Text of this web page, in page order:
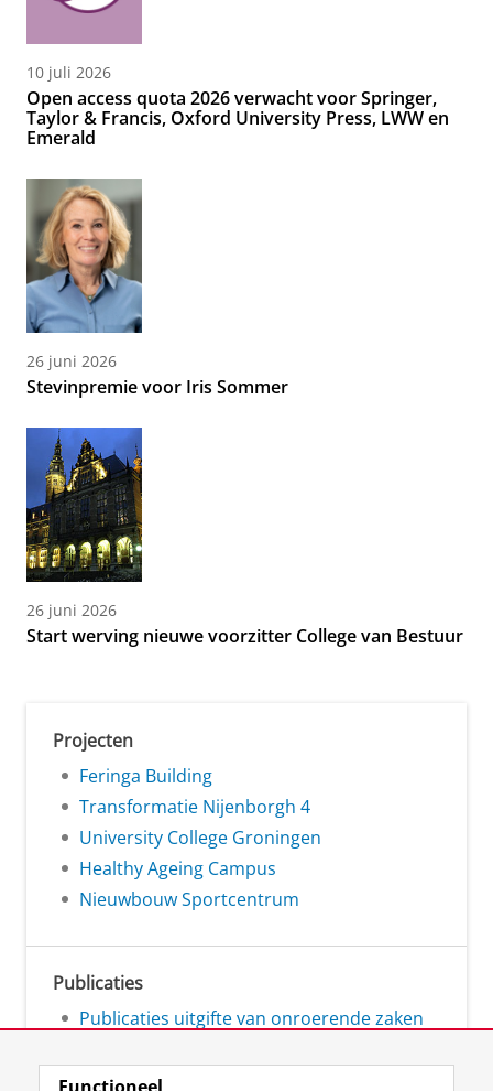
10 juli 2026
Open access quota 2026 verwacht voor Springer,
Taylor & Francis, Oxford University Press, LWW en
Emerald
26 juni 2026
Stevinpremie voor Iris Sommer
26 juni 2026
Start werving nieuwe voorzitter College van Bestuur
Projecten
Feringa Building
Transformatie Nijenborgh 4
University College Groningen
Healthy Ageing Campus
Nieuwbouw Sportcentrum
Publicaties
Publicaties uitgifte van onroerende zaken